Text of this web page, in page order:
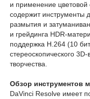
и применение
содержит инструменты
размытия и
и грейдинга HDR-
поддержка H.264 (10
стереоскопического
творчества.
Обзор инструментов
DaVinci Resolve имеет